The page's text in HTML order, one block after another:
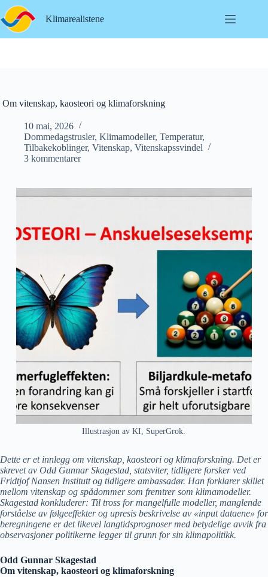
Hopp
til
innholdet
Klimarealistene
Om vitenskap, kaosteori og klimaforskning
10 mai, 2026
Dommedagstrusler, Klimamodeller, Temperatur,
Tilbakekoblinger, Vitenskap, Vitenskapssvindel
3 kommentarer
Illustrasjon av KI, SuperGrok.
Dette er et innlegg om vitenskap, kaosteori og klimaforskning. Det er
skrevet av Odd Gunnar Skagestad, statsviter, tidligere forsker ved
Fridtjof Nansen Institutt og tidligere ambassadør. Han forklarer skillet
mellom vitenskap og spådommer som fremtrer som klimamodeller.
Skagestad konkluderer: Til tross formangelfulle modeller, manglende
forståelse av følgeeffekter og upresis beskrivelse av «input dataene» for
beregningene er det likevel langtidsprognoser med betydelige avvik fra
observasjoner politikerne legger til grunn for sin klimapolitikk.
Odd Gunnar Skagestad
Om vitenskap, kaosteori og klimaforskning